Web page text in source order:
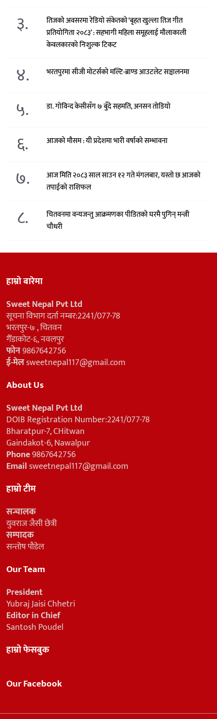
३.
तिजको अवसरमा रेडियो संकेतको ‘बृहत खुल्ला तिज गीत
प्रतियोगिता २०८३’ : सहभागी महिला समूहलाई मौलाकाली
केवलकारको निःशुल्क टिकट
४. भरतपुरमा सीजी मोटर्सको मल्टि-ब्राण्ड आउटलेट सञ्चालनमा
५. डा. गोविन्द केसीसँग ७ बुँदे सहमति, अनसन तोडियो
६. आजको मौसम : यी प्रदेशमा भारी वर्षाको सम्भावना
७.
आज मिति २०८३ साल साउन १२ गते मंगलबार, यस्तो छ आजको
तपाईको राशिफल
८.
चितवनमा वन्यजन्तु आक्रमणका पीडितको घरमै पुगिन् मन्त्री
चौधरी
हाम्रो बारेमा
Sweet Nepal Pvt Ltd
सूचना विभाग दर्ता नम्बर:2241/077-78
भरतपुर-७ , चितवन
गैँडाकोट-६, नवलपुर
फोन9867642756
ई-मेलsweetnepal117@gmail.com
About Us
Sweet Nepal Pvt Ltd
DOIB Registration Number:2241/077-78
Bharatpur-7, CHitwan
Gaindakot-6, Nawalpur
Phone9867642756
Emailsweetnepal117@gmail.com
हाम्रो टीम
सन्चालक
युवराज जैसी छेत्री
सम्पादक
सन्तोष पौडेल
Our Team
President
Yubraj Jaisi Chhetri
Editor in Chief
Santosh Poudel
हाम्रो फेसबुक
Our Facebook